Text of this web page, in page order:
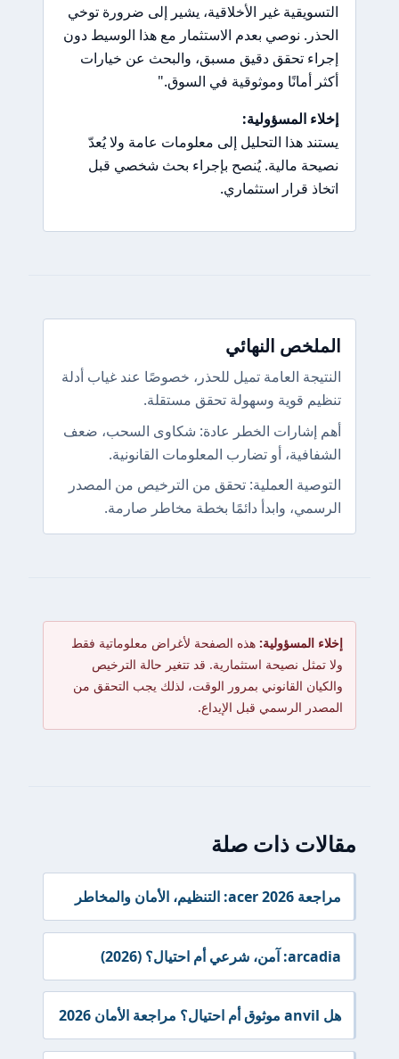
التسويقية غير الأخلاقية، يشير إلى ضرورة توخي
الحذر. نوصي بعدم الاستثمار مع هذا الوسيط دون
إجراء تحقق دقيق مسبق، والبحث عن خيارات
أكثر أمانًا وموثوقية في السوق."
إخلاء المسؤولية:
يستند هذا التحليل إلى معلومات عامة ولا يُعدّ
نصيحة مالية. يُنصح بإجراء بحث شخصي قبل
اتخاذ قرار استثماري.
الملخص النهائي
النتيجة العامة تميل للحذر، خصوصًا عند غياب أدلة
تنظيم قوية وسهولة تحقق مستقلة.
أهم إشارات الخطر عادة: شكاوى السحب، ضعف
الشفافية، أو تضارب المعلومات القانونية.
التوصية العملية: تحقق من الترخيص من المصدر
الرسمي، وابدأ دائمًا بخطة مخاطر صارمة.
إخلاء المسؤولية: هذه الصفحة لأغراض معلوماتية فقط
ولا تمثل نصيحة استثمارية. قد تتغير حالة الترخيص
والكيان القانوني بمرور الوقت، لذلك يجب التحقق من
المصدر الرسمي قبل الإيداع.
مقالات ذات صلة
مراجعة acer 2026: التنظيم، الأمان والمخاطر
arcadia: آمن، شرعي أم احتيال؟ (2026)
هل anvil موثوق أم احتيال؟ مراجعة الأمان 2026